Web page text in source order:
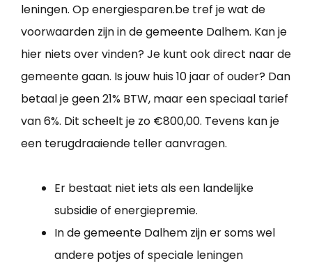
leningen. Op energiesparen.be tref je wat de
voorwaarden zijn in de gemeente Dalhem. Kan je
hier niets over vinden? Je kunt ook direct naar de
gemeente gaan. Is jouw huis 10 jaar of ouder? Dan
betaal je geen 21% BTW, maar een speciaal tarief
van 6%. Dit scheelt je zo €800,00. Tevens kan je
een terugdraaiende teller aanvragen.
Er bestaat niet iets als een landelijke
subsidie of energiepremie.
In de gemeente Dalhem zijn er soms wel
andere potjes of speciale leningen